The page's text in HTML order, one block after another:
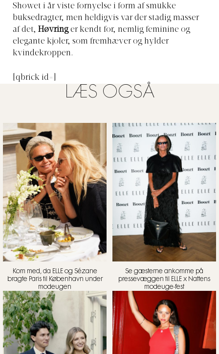
Showet i år viste fornyelse i form af smukke
buksedragter, men heldigvis var der stadig masser
af det, Høvringer kendt for, nemlig feminine og
elegante kjoler, som fremhæver og hylder
kvindekroppen.
[qbrick id=]
LÆS OGSÅ
Kom med, da ELLE og Sézane
bragte Paris til København under
modeugen
Se gæsterne ankomme på
pressevæggen til ELLE x Nattens
modeuge-fest